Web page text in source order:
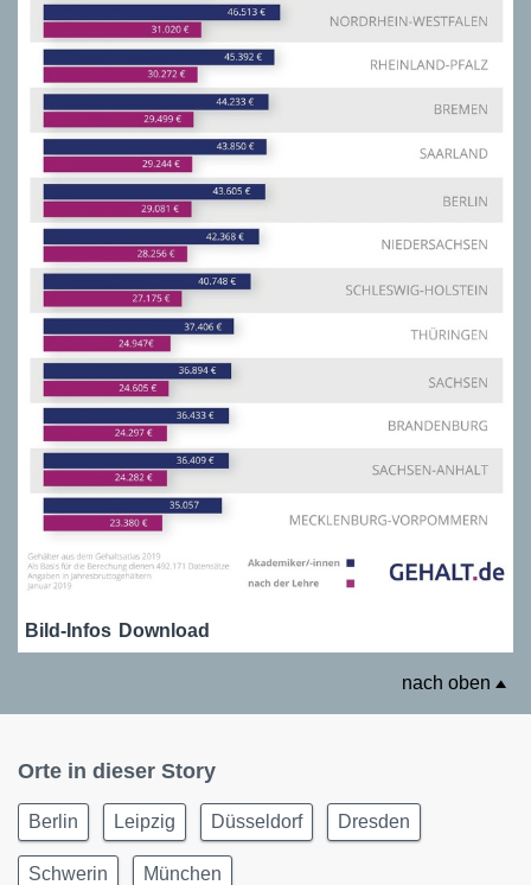
Bild-Infos Download
nach oben
Orte in dieser Story
Berlin Leipzig Düsseldorf Dresden
Schwerin München